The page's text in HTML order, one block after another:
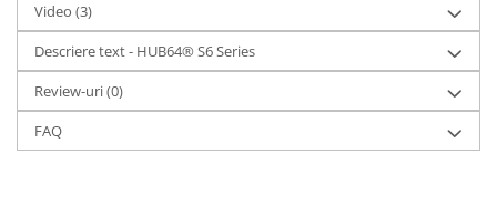
Video (3)
Descriere text - HUB64® S6 Series
Review-uri(0)
FAQ